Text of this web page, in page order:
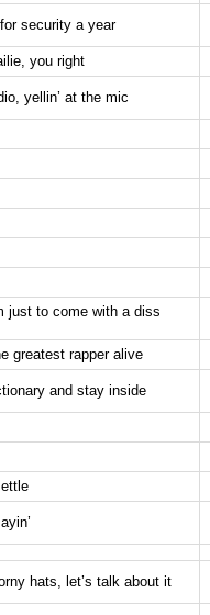
security a year
you right
yellin’ at the mic
just to come with a diss
greatest rapper alive
and stay inside
hats, let’s talk about it